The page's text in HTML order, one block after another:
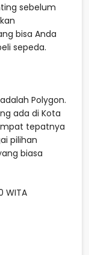
sebelum
bisa Anda
sepeda.
Polygon.
ada di Kota
tepatnya
pilihan
biasa
WITA